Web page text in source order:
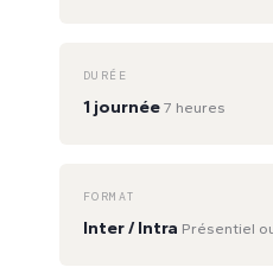
DURÉE
1 journée 7 heures
FORMAT
Inter / Intra Présentiel